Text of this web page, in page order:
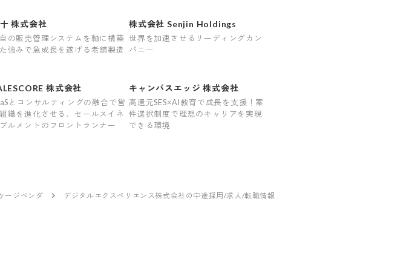
株式会社
の販売管理システムを軸に構築
強みで急成長を遂げる老舗製造
株式会社 Senjin Holdings
世界を加速させるリーディングカン
パニー
株式会社
とコンサルティングの融合で営
織を進化させる、セールスイネ
ルメントのフロントランナー
キャンバスエッジ 株式会社
高還元SES×AI教育で成長を支援！案
件選択制度で理想のキャリアを実現
できる環境
ージベンダ デジタルエクスペリエンス株式会社の中途採用/求人/転職情報